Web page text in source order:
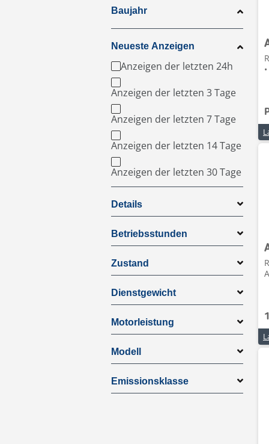
Baujahr
Neueste Anzeigen
Anzeigen der letzten 24h
Anzeigen der letzten 3 Tage
Anzeigen der letzten 7 Tage
Anzeigen der letzten 14 Tage
Anzeigen der letzten 30 Tage
Details
Betriebsstunden
Zustand
Dienstgewicht
Motorleistung
Modell
Emissionsklasse